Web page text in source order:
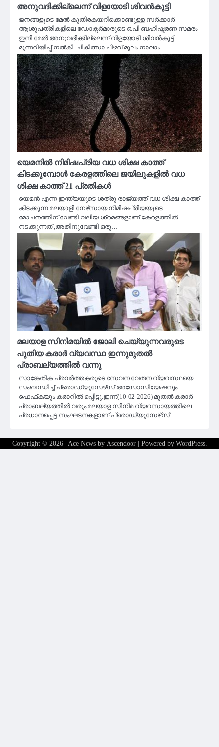
അനുവദിക്കില്ലെന്ന് വിളയോടി ശിവൻകുട്ടി
ജനങ്ങളുടെ മേൽ കുതിരകയറിക്കൊണ്ടുള്ള സർക്കാർ
ആശുപത്രികളിലെ ഡോക്ടർമാരുടെ ഒ.പി ബഹിഷ്കരണ സമരം
ഇനി മേൽ അനുവദിക്കില്ലെന്ന് വിളയോടി ശിവൻകുട്ടി
മുന്നറിയിപ്പ് നൽകി. ചികിത്സാ പിഴവ് മൂലം നാലാം…
യെമനിൽ നിമിഷപ്രിയ വധ ശിക്ഷ കാത്ത്
കിടക്കുമ്പോൾ കേരളത്തിലെ ജയിലുകളിൽ വധ
ശിക്ഷ കാത്ത് 21 പ്രതികൾ
യെമൻ എന്ന ഇന്ത്യയുടെ ശത്രു രാജ്യത്ത് വധ ശിക്ഷ കാത്ത്
കിടക്കുന്ന മലയാളി നേഴ്‌സായ നിമിഷപ്രിയയുടെ
മോചനത്തിന് വേണ്ടി വലിയ ശ്രമങ്ങളാണ് കേരളത്തിൽ
നടക്കുന്നത് ,അതിനുവേണ്ടി ഒരു…
മലയാള സിനിമയിൽ ജോലി ചെയ്യുന്നവരുടെ
പുതിയ കരാർ വ്യവസ്ഥ ഇന്നുമുതൽ
പ്രാബല്യത്തിൽ വന്നു
സാങ്കേതിക പ്രവർത്തകരുടെ സേവന വേതന വ്യവസ്ഥയെ
സംബന്ധിച്ച് പ്രൊഡ്യൂസേഴ്‌സ് അസോസിയേഷനും
ഫെഫ്‌കയും കരാറിൽ ഒപ്പിട്ടു.ഇന്ന്(10-02-2026) മുതൽ കരാർ
പ്രാബല്യത്തിൽ വരും.മലയാള സിനിമ വ്യവസായത്തിലെ
പ്രധാനപ്പെട്ട സംഘടനകളാണ് പ്രൊഡ്യൂസേഴ്‌സ്…
Copyright © 2026 | Ace News by Ascendoor| Powered by WordPress.